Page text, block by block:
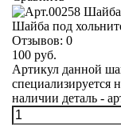
Шайба под
Отзывов: 0
100 руб.
Артикул данной
специализируется
наличии деталь -